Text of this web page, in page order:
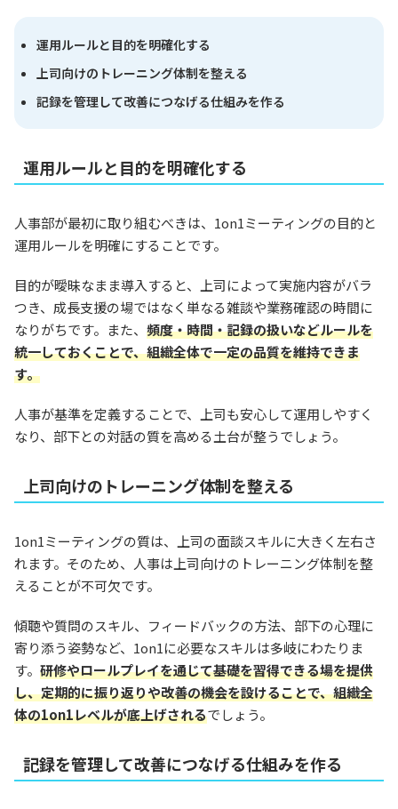
運用ルールと目的を明確化する
上司向けのトレーニング体制を整える
記録を管理して改善につなげる仕組みを作る
運用ルールと目的を明確化する
人事部が最初に取り組むべきは、1on1ミーティングの目的と
運用ルールを明確にすることです。
目的が曖昧なまま導入すると、上司によって実施内容がバラ
つき、成長支援の場ではなく単なる雑談や業務確認の時間に
なりがちです。また、 頻度・時間・記録の扱いなどルールを
統一しておくことで、組織全体で一定の品質を維持できま
す。
人事が基準を定義することで、上司も安心して運用しやすく
なり、部下との対話の質を高める土台が整うでしょう。
上司向けのトレーニング体制を整える
1on1ミーティングの質は、上司の面談スキルに大きく左右さ
れます。そのため、人事は上司向けのトレーニング体制を整
えることが不可欠です。
傾聴や質問のスキル、フィードバックの方法、部下の心理に
寄り添う姿勢など、1on1に必要なスキルは多岐にわたりま
す。 研修やロールプレイを通じて基礎を習得できる場を提供
し、定期的に振り返りや改善の機会を設けることで、組織全
体の1on1レベルが底上げされるでしょう。
記録を管理して改善につなげる仕組みを作る